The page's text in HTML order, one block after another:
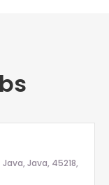
Java, 45218,